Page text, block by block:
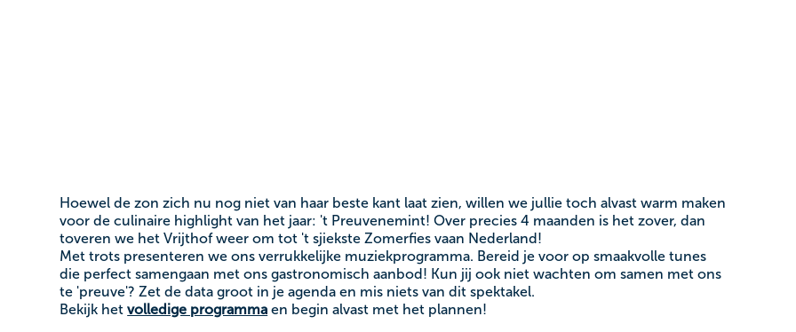
Hoewel de zon zich nu nog niet van haar beste kant laat zien, willen we jullie toch alvast warm maken
voor de culinaire highlight van het jaar: 't Preuvenemint! Over precies 4 maanden is het zover, dan
toveren we het Vrijthof weer om tot 't sjiekste Zomerfies vaan Nederland!
Met trots presenteren we ons verrukkelijke muziekprogramma. Bereid je voor op smaakvolle tunes
die perfect samengaan met ons gastronomisch aanbod! Kun jij ook niet wachten om samen met ons
te 'preuve'? Zet de data groot in je agenda en mis niets van dit spektakel.
Bekijk hetvolledige programma en begin alvast met het plannen!